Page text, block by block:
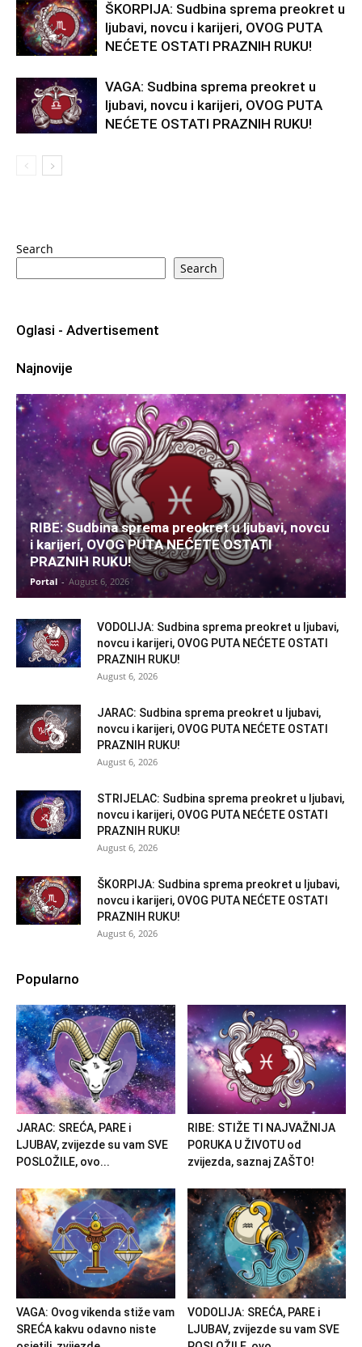
ŠKORPIJA: Sudbina sprema preokret u
ljubavi, novcu i karijeri, OVOG PUTA
NEĆETE OSTATI PRAZNIH RUKU!
VAGA: Sudbina sprema preokret u
ljubavi, novcu i karijeri, OVOG PUTA
NEĆETE OSTATI PRAZNIH RUKU!
Search
Search
Oglasi - Advertisement
Najnovije
RIBE: Sudbina sprema preokret u ljubavi, novcu
i karijeri, OVOG PUTA NEĆETE OSTATI
PRAZNIH RUKU!
Portal - August 6, 2026
VODOLIJA: Sudbina sprema preokret u ljubavi,
novcu i karijeri, OVOG PUTA NEĆETE OSTATI
PRAZNIH RUKU!
August 6, 2026
JARAC: Sudbina sprema preokret u ljubavi,
novcu i karijeri, OVOG PUTA NEĆETE OSTATI
PRAZNIH RUKU!
August 6, 2026
STRIJELAC: Sudbina sprema preokret u ljubavi,
novcu i karijeri, OVOG PUTA NEĆETE OSTATI
PRAZNIH RUKU!
August 6, 2026
ŠKORPIJA: Sudbina sprema preokret u ljubavi,
novcu i karijeri, OVOG PUTA NEĆETE OSTATI
PRAZNIH RUKU!
August 6, 2026
Popularno
JARAC: SREĆA, PARE i
LJUBAV, zvijezde su vam SVE
POSLOŽILE, ovo...
RIBE: STIŽE TI NAJVAŽNIJA
PORUKA U ŽIVOTU od
zvijezda, saznaj ZAŠTO!
VAGA: Ovog vikenda stiže vam
SREĆA kakvu odavno niste
VODOLIJA: SREĆA, PARE i
LJUBAV, zvijezde su vam SVE